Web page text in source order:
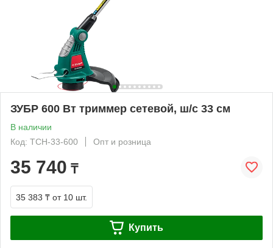
ЗУБР 600 Вт триммер сетевой, ш/с 33 см
В наличии
Код: ТСН-33-600
Опт и розница
35 740 ₸
35 383 ₸ от 10 шт.
Купить